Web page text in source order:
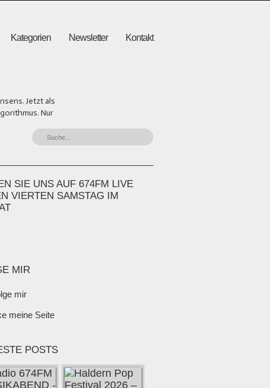
Kategorien Newsletter Kontakt
Jetzt als
Nur
SIE UNS AUF 674FM LIVE
VIERTEN SAMSTAG IM
MIR
mir
meine Seite
POSTS